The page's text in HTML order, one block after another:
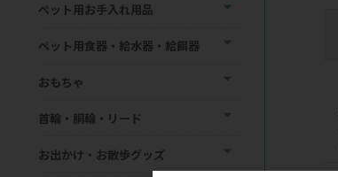
ペット用お手入れ用品
ペット用食器・給水器・給餌器
おもちゃ
首輪・胴輪・リード
お出かけ・お散歩グッズ